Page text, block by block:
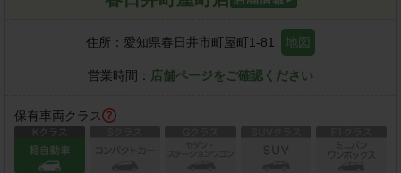
住所： 愛知県春日井市町屋町1-81 地図
営業時間： 店舗ページをご確認ください
保有車両クラス